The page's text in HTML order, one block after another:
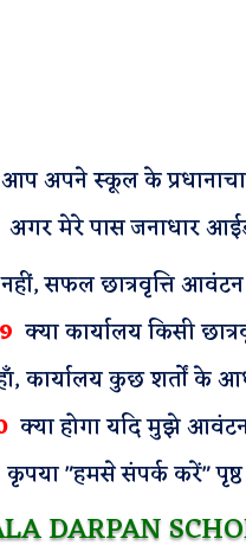
आप अपने स्कूल के
मेरे पास जनाधार
नहीं, सफल छात्रवृत्ति आवंटन
क्या कार्यालय किसी
कार्यालय कुछ शर्तों के
क्या होगा यदि मुझे आवंटन
"हमसे संपर्क करें" पृष्ठ
DARPAN